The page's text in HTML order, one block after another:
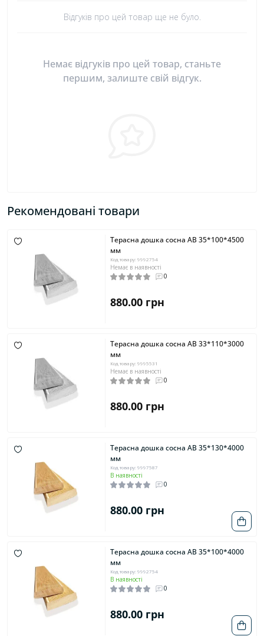
Відгуків про цей товар ще не було.
Немає відгуків про цей товар, станьте
першим, залиште свій відгук.
Рекомендовані товари
Терасна дошка сосна AB 35*100*4500
мм
Код товару: 9992754
Немає в наявності
0
880.00 грн
Терасна дошка сосна AB 33*110*3000
мм
Код товару: 9995531
Немає в наявності
0
880.00 грн
Терасна дошка сосна AB 35*130*4000
мм
Код товару: 9997587
В наявності
0
880.00 грн
Терасна дошка сосна AB 35*100*4000
мм
Код товару: 9992754
В наявності
0
880.00 грн